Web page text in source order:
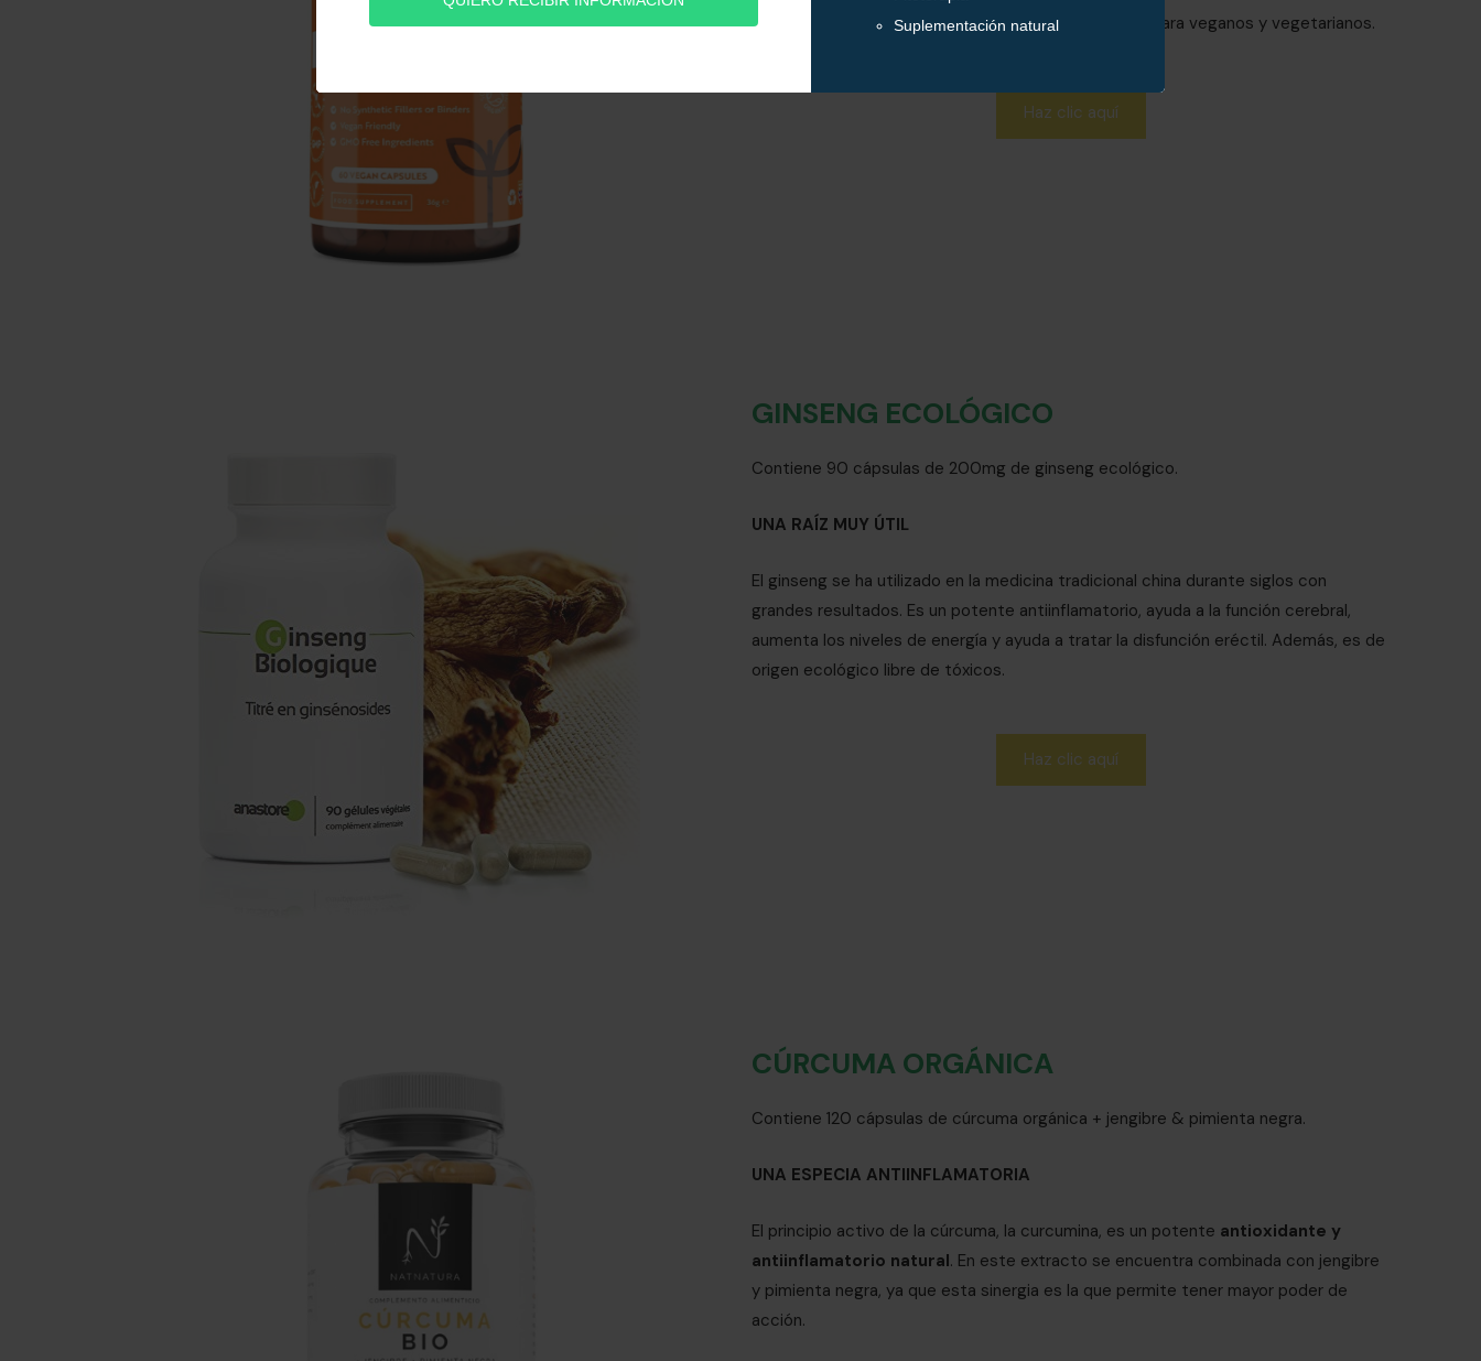
Libre de productos químicos, gluten, lácteos y apto para veganos y vegetarianos.
Haz clic aquí
GINSENG ECOLÓGICO
Contiene 90 cápsulas de 200mg de ginseng ecológico.
UNA RAÍZ MUY ÚTIL
El ginseng se ha utilizado en la medicina tradicional china durante siglos con
grandes resultados. Es un potente antiinflamatorio, ayuda a la función cerebral,
aumenta los niveles de energía y ayuda a tratar la disfunción eréctil. Además, es de
origen ecológico libre de tóxicos.
Haz clic aquí
CÚRCUMA ORGÁNICA
Contiene 120 cápsulas de cúrcuma orgánica + jengibre & pimienta negra.
UNA ESPECIA ANTIINFLAMATORIA
El principio activo de la cúrcuma, la curcumina, es un potente antioxidante y
antiinflamatorio natural. En este extracto se encuentra combinada con jengibre
y pimienta negra, ya que esta sinergia es la que permite tener mayor poder de
acción.